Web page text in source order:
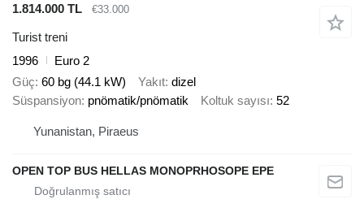
1.814.000 TL
€33.000
Turist treni
1996
Euro 2
Güç 60 bg (44.1 kW) Yakıt dizel
Süspansiyon pnömatik/pnömatik Koltuk sayısı 52
Yunanistan, Piraeus
OPEN TOP BUS HELLAS MONOPRHOSOPE EPE